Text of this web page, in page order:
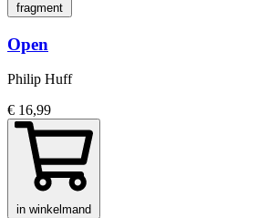
fragment
Open
Philip Huff
€ 16,99
in winkelmand